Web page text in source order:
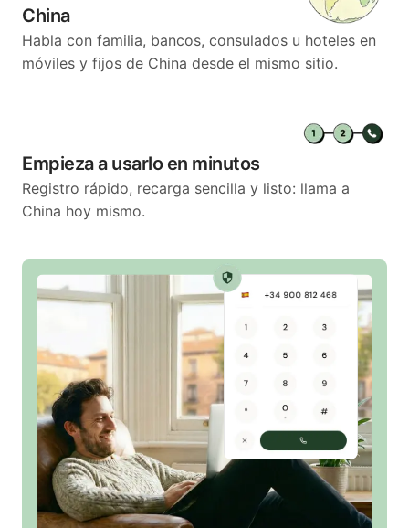
China
Habla con familia, bancos, consulados u hoteles en
móviles y fijos de China desde el mismo sitio.
Empieza a usarlo en minutos
Registro rápido, recarga sencilla y listo: llama a
China hoy mismo.